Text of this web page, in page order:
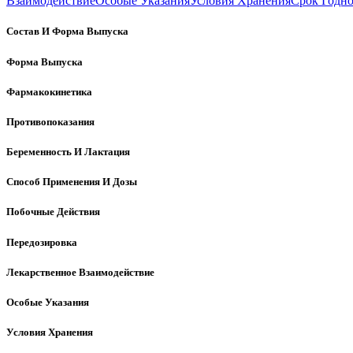
Состав И Форма Выпуска
Форма Выпуска
Фармакокинетика
Противопоказания
Беременность И Лактация
Способ Применения И Дозы
Побочные Действия
Передозировка
Лекарственное Взаимодействие
Особые Указания
Условия Хранения